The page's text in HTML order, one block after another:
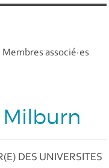
Membres associé·es
DES UNIVERSITES